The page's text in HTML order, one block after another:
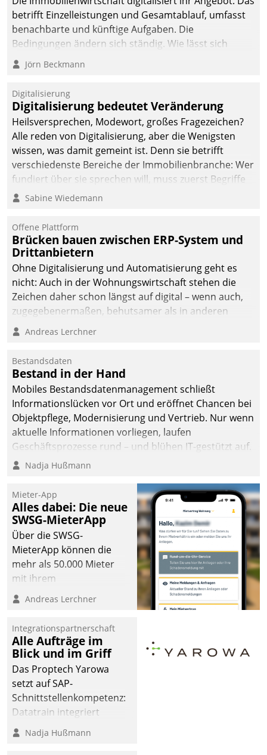
betrifft Einzelleistungen und Gesamtablauf, umfasst
benachbarte und künftige Aufgaben. Die
Bedingungen ändern sich ständig. Wie lässt sich
technisch die Kontrolle wahren und zugleich Freiraum
fürs Wachsen öffnen?
Jörn Beckmann
Digitalisierung
Digitalisierung bedeutet Veränderung
Heilsversprechen, Modewort, großes Fragezeichen?
Alle reden von Digitalisierung, aber die Wenigsten
wissen, was damit gemeint ist. Denn sie betrifft
verschiedenste Bereiche der Immobilienbranche: Wer
fundiert über sie sprechen will, muss zuerst Begriffe
klären. Ein Aspekt ist die betriebliche Optimierung:
Einsparungen durch optimierte und automatisierte
Prozesse. Doch man darf nicht zu viel erwarten: Allein
mit der Einführung einer neuen Software ist es nicht
getan. Die Digitalisierung erfordert von Unternehmen
die Bereitschaft, sich zu überprüfen, zu hinterfragen
und zu verändern.
Sabine Wiedemann
Offene Plattform
Brücken bauen zwischen ERP-System und
Drittanbietern
Ohne Digitalisierung und Automatisierung geht es
nicht: Auch in der Wohnungswirtschaft stehen die
Zeichen daher schon längst auf digital – wenn auch,
zugegebenermaßen, behutsamer als in anderen
Branchen.
Andreas Lerchner
Bestandsdaten
Bestand in der Hand
Mobiles Bestandsdatenmanagement schließt
Informationslücken vor Ort und eröffnet Chancen bei
Objektpflege, Modernisierung und Vertrieb. Nur wenn
aktuelle Informationen vorliegen, laufen
Geschäftsprozesse rund – und blühen IT-gestützt auf.
Nadja Hußmann
Mieter-App
Alles dabei: Die neue
SWSG-MieterApp
Über die SWSG-
MieterApp können die
mehr als 50.000 Mieter
mit ihrem
Wohnungsunternehmen
kommunizieren, auf dem
einsehen und ändern
oder
Schadensmeldungen
abgeben – rund um die
Uhr.
Andreas Lerchner
Integrationspartnerschaft
Alle Aufträge im
Blick und im Griff
Das Proptech Yarowa
setzt auf SAP-
Schnittstellenkompetenz:
Datatrain integriert
Yarowas Portal zur
Vergabe und Verwaltung
Nadja Hußmann